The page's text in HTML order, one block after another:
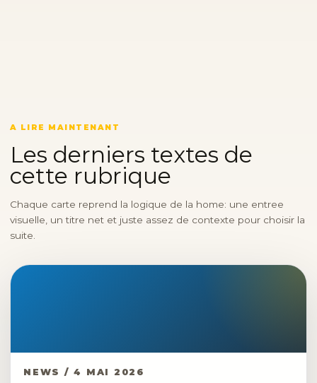
A LIRE MAINTENANT
Les derniers textes de
cette rubrique
Chaque carte reprend la logique de la home: une entree
visuelle, un titre net et juste assez de contexte pour choisir la
suite.
NEWS / 4 MAI 2026